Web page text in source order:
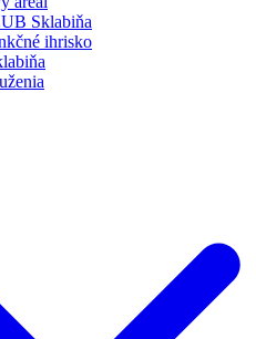
Sklabiňa
ihrisko